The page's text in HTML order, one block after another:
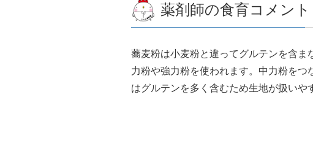
薬剤師の食育コメント
蕎麦粉は小麦粉と違ってグルテンを含ま
力粉や強力粉を使われます。中力粉を
はグルテンを多く含むため生地が扱いや